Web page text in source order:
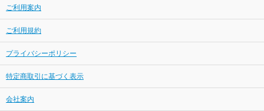
ご利用案内
ご利用規約
プライバシーポリシー
特定商取引に基づく表示
会社案内